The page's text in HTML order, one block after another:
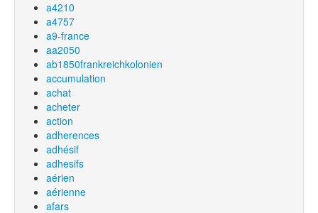
a4210
a4757
a9-france
aa2050
ab1850frankreichkolonien
accumulation
achat
acheter
action
adherences
adhésif
adhesifs
aérien
aérienne
afars